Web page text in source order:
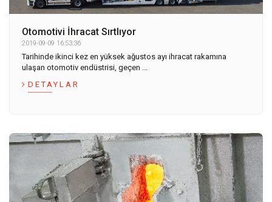
Otomotivi İhracat Sırtlıyor
2019-09-09 16:53:36
Tarihinde ikinci kez en yüksek ağustos ayı ihracat rakamına
ulaşan otomotiv endüstrisi, geçen ...
DETAYLAR